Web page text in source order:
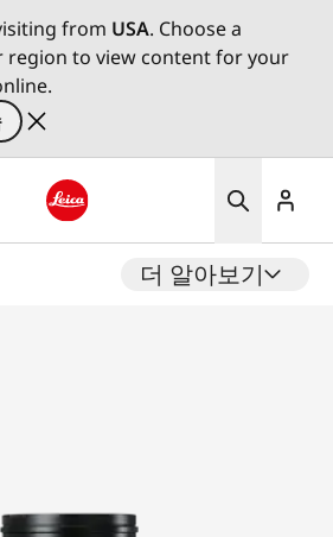
from USA. Choose a
to view content for your
더 알아보기